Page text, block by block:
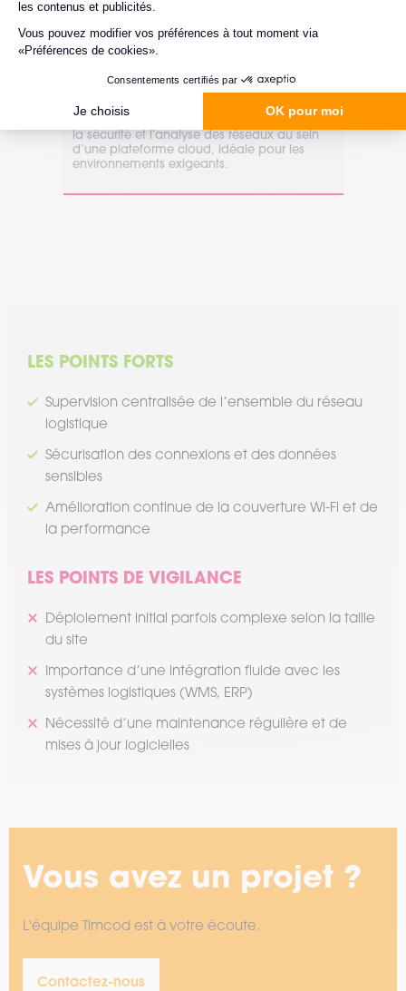
Extreme Networks
Logiciel de gestion de réseaux
Extreme Platform ONE
Extreme Platform ONE centralise la gestion,
la sécurité et l’analyse des réseaux au sein
d’une plateforme cloud, idéale pour les
environnements exigeants.
LES POINTS FORTS
Supervision centralisée de l’ensemble du réseau
logistique
Sécurisation des connexions et des données
sensibles
Amélioration continue de la couverture Wi-Fi et de
la performance
LES POINTS DE VIGILANCE
Déploiement initial parfois complexe selon la taille
du site
Importance d’une intégration fluide avec les
systèmes logistiques (WMS, ERP)
Nécessité d’une maintenance régulière et de
mises à jour logicielles
Vous avez un projet ?
L'équipe Timcod est à votre écoute.
Contactez-nous